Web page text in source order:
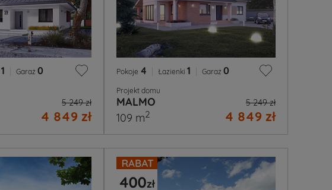
1 Garaż 0
5 249 zł
4 849 zł
Pokoje 4 Łazienki 1 Garaż 0
Projekt domu
MALMO 5 249 zł
4 849 zł
109 m2